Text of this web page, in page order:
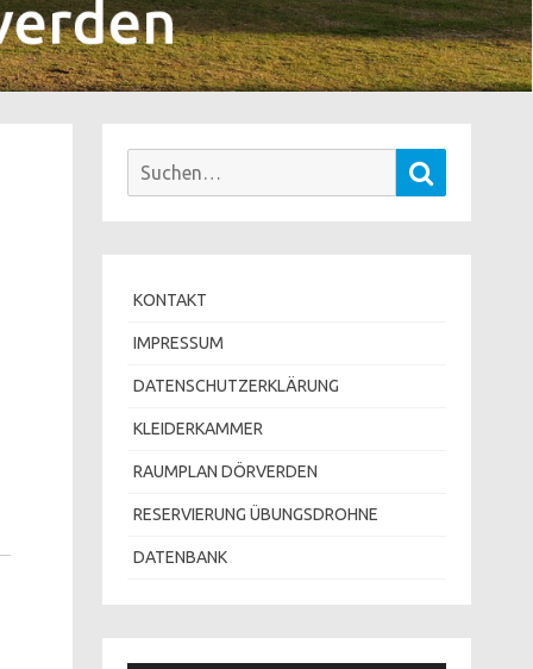
Suchen
KONTAKT
IMPRESSUM
DATENSCHUTZERKLÄRUNG
KLEIDERKAMMER
RAUMPLAN DÖRVERDEN
RESERVIERUNG ÜBUNGSDROHNE
DATENBANK